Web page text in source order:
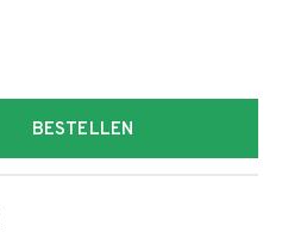
BESTELLEN